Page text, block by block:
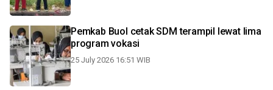
Pemkab Buol cetak SDM terampil lewat lima
program vokasi
25 July 2026 16:51 WIB